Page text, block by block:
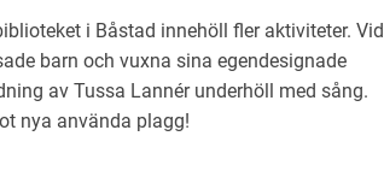
i Båstad innehöll fler aktiviteter. Vid
barn och vuxna sina egendesignade
av Tussa Lannér underhöll med sång.
nya använda plagg!